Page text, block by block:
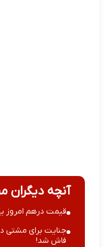
آنچه دیگران
قیمت درهم امروز یکشنبه ۱۸
جنایت برای مشتی
فاش شد!